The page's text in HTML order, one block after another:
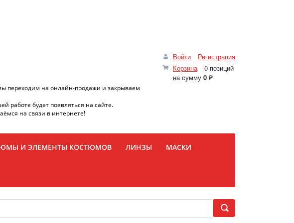
Войти
Регистрация
Корзина
0 позиций
на сумму 0 ₽
переходим на онлайн-продажи и закрываем
работе будет появляться на сайте.
на связи в интернете!
И ЭЛЕМЕНТЫ КОСТЮМОВ ЛИНЗЫ МАСКИ